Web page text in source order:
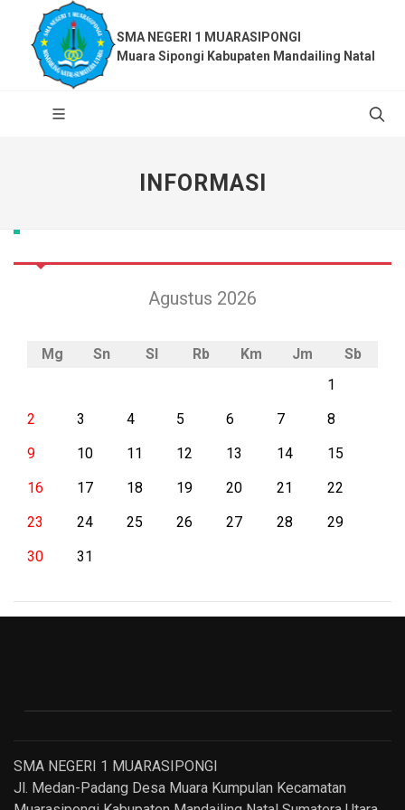
SMA NEGERI 1 MUARASIPONGI
Muara Sipongi Kabupaten Mandailing Natal
INFORMASI
Agustus 2026
Mg Sn Sl Rb Km Jm
Sb
1
2
3 4 5 6 7
8
9
10 11 12 13 14
15
16
17 18 19 20 21
22
23
24 25 26 27 28
29
30
31
SMA NEGERI 1 MUARASIPONGI
Jl. Medan-Padang Desa Muara Kumpulan Kecamatan